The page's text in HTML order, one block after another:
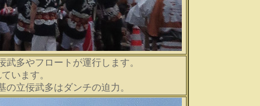
多やフロートが運行します。
います。
立佞武多はダンチの迫力。